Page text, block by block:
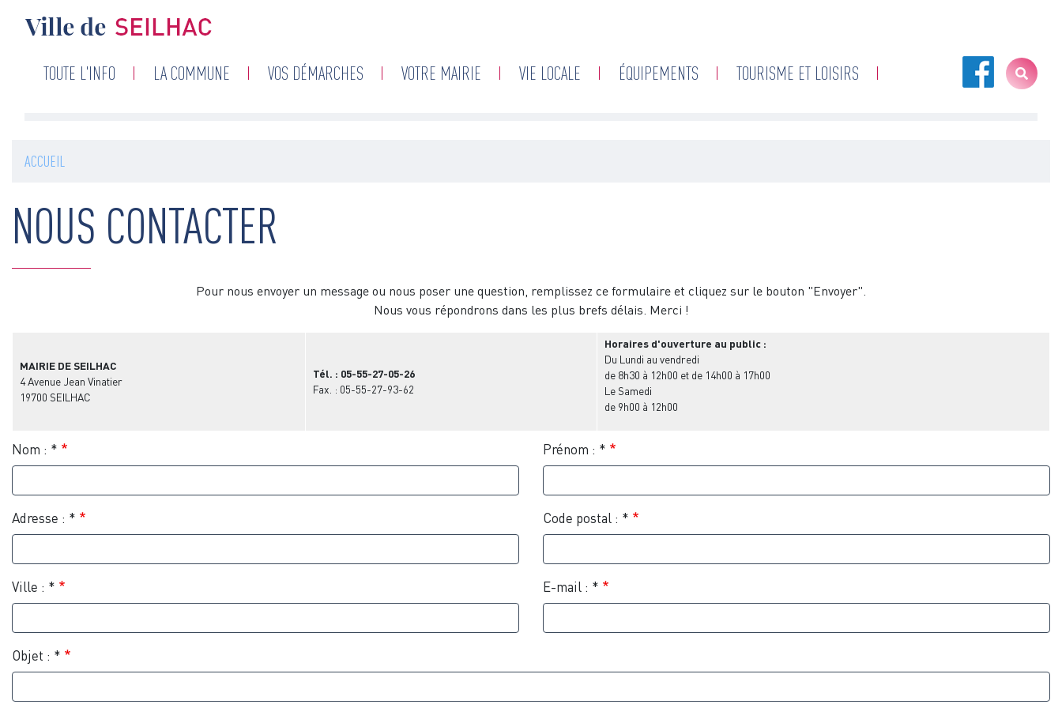
principal
Navigation
TOUTE L'INFO LA COMMUNE VOS DÉMARCHES VOTRE MAIRIE VIE LOCALE ÉQUIPEMENTS TOURISME ET LOISIRS
ACCUEIL
NOUS CONTACTER
Pour nous envoyer un message ou nous poser une question, remplissez ce formulaire et cliquez sur le bouton "Envoyer".
Nous vous répondrons dans les plus brefs délais. Merci !
MAIRIE DE SEILHAC
4 Avenue Jean Vinatier
19700 SEILHAC
Tél. : 05-55-27-05-26
Fax. : 05-55-27-93-62
Horaires d'ouverture au public :
Du Lundi au vendredi
de 8h30 à 12h00 et de 14h00 à 17h00
Le Samedi
de 9h00 à 12h00
Formulaire
Nom : * Prénom : *
Adresse : * Code postal : *
Ville : * E-mail : *
Objet : *